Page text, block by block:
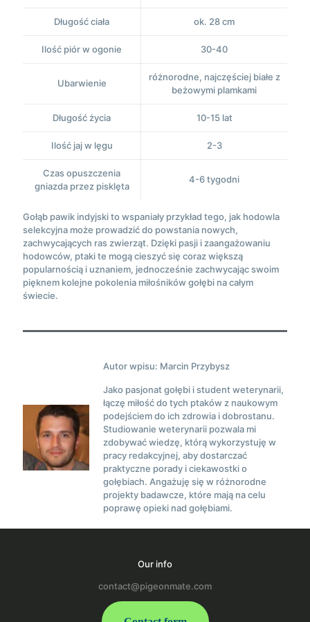
Długość ciała ok. 28 cm
Ilość piór w ogonie 30-40
Ubarwienie
różnorodne, najczęściej białe z
beżowymi plamkami
Długość życia 10-15 lat
Ilość jaj w lęgu 2-3
Czas opuszczenia
gniazda przez pisklęta
4-6 tygodni
Gołąb pawik indyjski to wspaniały przykład tego, jak hodowla
selekcyjna może prowadzić do powstania nowych,
zachwycających ras zwierząt. Dzięki pasji i zaangażowaniu
hodowców, ptaki te mogą cieszyć się coraz większą
popularnością i uznaniem, jednocześnie zachwycając swoim
pięknem kolejne pokolenia miłośników gołębi na całym
świecie.
Autor wpisu: Marcin Przybysz
Jako pasjonat gołębi i student weterynarii,
łączę miłość do tych ptaków z naukowym
podejściem do ich zdrowia i dobrostanu.
Studiowanie weterynarii pozwala mi
zdobywać wiedzę, którą wykorzystuję w
pracy redakcyjnej, aby dostarczać
praktyczne porady i ciekawostki o
gołębiach. Angażuję się w różnorodne
projekty badawcze, które mają na celu
poprawę opieki nad gołębiami.
Our info
contact@pigeonmate.com